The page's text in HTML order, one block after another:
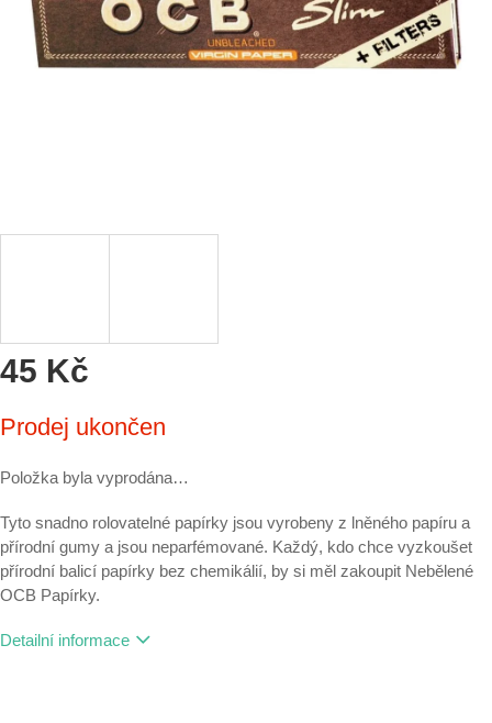
45 Kč
cena:
Prodej ukončen
Položka byla vyprodána…
Tyto snadno rolovatelné papírky jsou vyrobeny z lněného papíru a
přírodní gumy a jsou neparfémované. Každý, kdo chce vyzkoušet
přírodní balicí papírky bez chemikálií, by si měl zakoupit Nebělené
OCB Papírky.
Detailní informace